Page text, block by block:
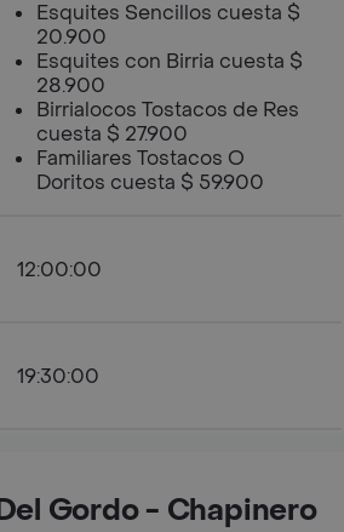
Esquites Sencillos cuesta $
20.900
Esquites con Birria cuesta $
28.900
Birrialocos Tostacos de Res
cuesta $ 27.900
Familiares Tostacos O
Doritos cuesta $ 59.900
12:00:00
19:30:00
Gordo - Chapinero